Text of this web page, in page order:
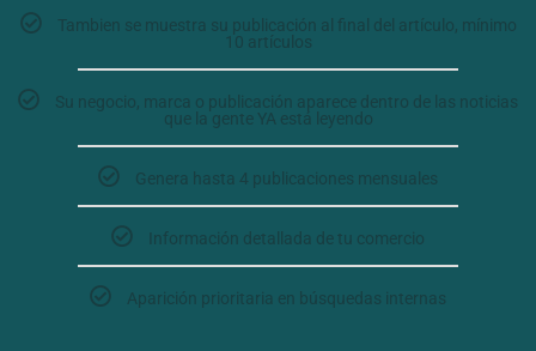
Tambien se muestra su publicación al final del artículo, mínimo
10 artículos
Su negocio, marca o publicación aparece dentro de las noticias
que la gente YA está leyendo
Genera hasta 4 publicaciones mensuales
Información detallada de tu comercio
Aparición prioritaria en búsquedas internas